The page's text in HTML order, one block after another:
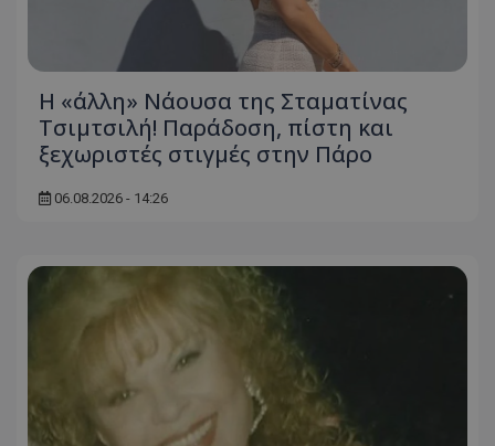
Η «άλλη» Νάουσα της Σταματίνας
Τσιμτσιλή! Παράδοση, πίστη και
ξεχωριστές στιγμές στην Πάρο
06.08.2026 - 14:26